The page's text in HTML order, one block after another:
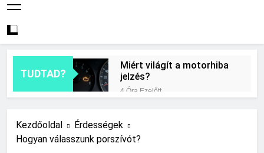
TUDTAD?
Miért világít a motorhiba
jelzés?
4 Óra Ezelőtt
12 Óra Ezelőtt
Hogyan kell glettelni?
Kezdőoldal
Érdességek
Hogyan válasszunk porszívót?